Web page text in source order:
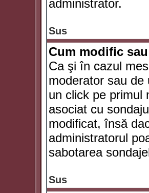
administrator.
Sus
Cum modific
Ca şi în cazul
moderator sau de
un click pe primul
asociat cu
modificat, însă
administratorul
sabotarea
Sus